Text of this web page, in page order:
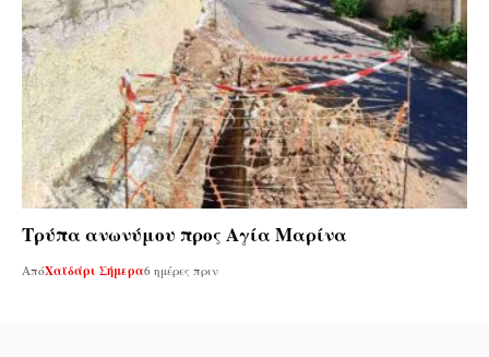
Τρύπα ανωνύμου προς Αγία Μαρίνα
ΑπόΧαϊδάρι Σήμερα6 ημέρες πριν